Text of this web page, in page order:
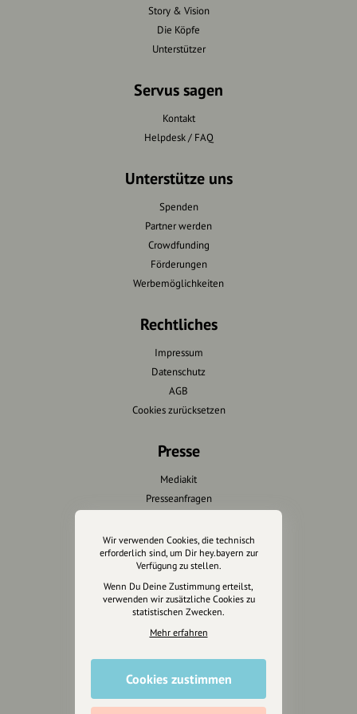
Story & Vision
Die Köpfe
Unterstützer
Servus sagen
Kontakt
Helpdesk / FAQ
Unterstütze uns
Spenden
Partner werden
Crowdfunding
Förderungen
Werbemöglichkeiten
Rechtliches
Impressum
Datenschutz
AGB
Cookies zurücksetzen
Presse
Mediakit
Presseanfragen
Wir unterstützen Euch
Fotografie & mehr
Marketing
Wir verwenden Cookies, die technisch
erforderlich sind, um Dir hey.bayern zur
Verfügung zu stellen.
Wenn Du Deine Zustimmung erteilst,
verwenden wir zusätzliche Cookies zu
statistischen Zwecken.
Mehr erfahren
Cookies zustimmen